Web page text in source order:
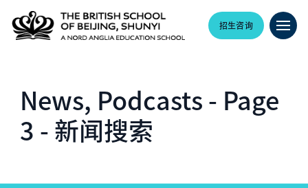
招生咨询
News, Podcasts - Page
3 - 新闻搜索